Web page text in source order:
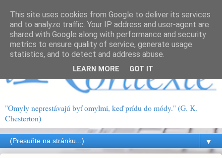
"Omyly neprestávajú byť omylmi, keď prídu do módy." (G. K.
Chesterton)
▼
This site uses cookies from Google to deliver its services
and to analyze traffic. Your IP address and user-agent are
shared with Google along with performance and security
metrics to ensure quality of service, generate usage
statistics, and to detect and address abuse.
LEARN MORE GOT IT